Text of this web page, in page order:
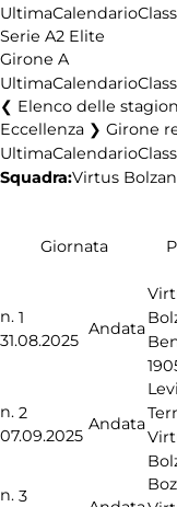
UltimaCalendario
Serie A2 Elite
Girone A
UltimaCalendario
Elenco delle
Eccellenza ❯ Girone
UltimaCalendario
Squadra:Virtus
Giornata
n. 1
31.08.2025
Andata
n. 2
07.09.2025
Andata
n. 3